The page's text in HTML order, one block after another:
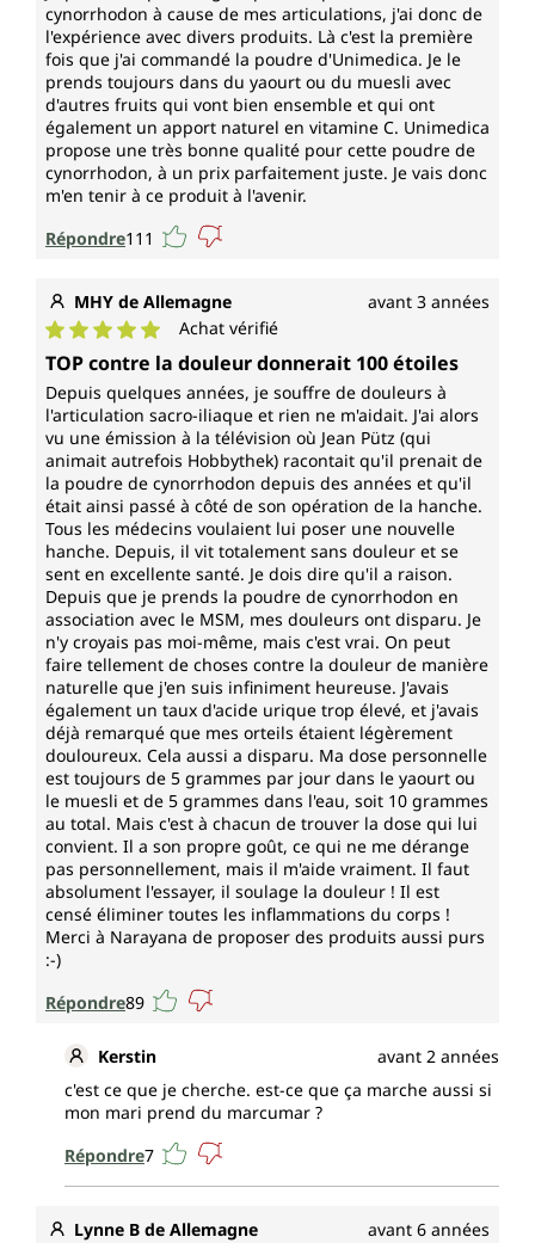
La poudre de cynorrhodon bio d'Unimedica est
cultivée en dehors de l'UE dans des conditions
biologiques contrôlées.
cynorrhodon à cause de mes articulations, j'ai donc de
l'expérience avec divers produits. Là c'est la première
fois que j'ai commandé la poudre d'Unimedica. Je le
prends toujours dans du yaourt ou du muesli avec
d'autres fruits qui vont bien ensemble et qui ont
également un apport naturel en vitamine C. Unimedica
propose une très bonne qualité pour cette poudre de
cynorrhodon, à un prix parfaitement juste. Je vais donc
m'en tenir à ce produit à l'avenir.
Répondre111
MHY de Allemagne avant 3 années
Note moyenne de 5 sur 5 étoiles
Achat vérifié
TOP contre la douleur donnerait 100 étoiles
Depuis quelques années, je souffre de douleurs à
l'articulation sacro-iliaque et rien ne m'aidait. J'ai alors
vu une émission à la télévision où Jean Pütz (qui
animait autrefois Hobbythek) racontait qu'il prenait de
la poudre de cynorrhodon depuis des années et qu'il
était ainsi passé à côté de son opération de la hanche.
Tous les médecins voulaient lui poser une nouvelle
hanche. Depuis, il vit totalement sans douleur et se
sent en excellente santé. Je dois dire qu'il a raison.
Depuis que je prends la poudre de cynorrhodon en
association avec le MSM, mes douleurs ont disparu. Je
n'y croyais pas moi-même, mais c'est vrai. On peut
faire tellement de choses contre la douleur de manière
naturelle que j'en suis infiniment heureuse. J'avais
également un taux d'acide urique trop élevé, et j'avais
déjà remarqué que mes orteils étaient légèrement
douloureux. Cela aussi a disparu. Ma dose personnelle
est toujours de 5 grammes par jour dans le yaourt ou
le muesli et de 5 grammes dans l'eau, soit 10 grammes
au total. Mais c'est à chacun de trouver la dose qui lui
convient. Il a son propre goût, ce qui ne me dérange
pas personnellement, mais il m'aide vraiment. Il faut
absolument l'essayer, il soulage la douleur ! Il est
censé éliminer toutes les inflammations du corps !
Merci à Narayana de proposer des produits aussi purs
:-)
Répondre89
Kerstin
avant 2 années
c'est ce que je cherche. est-ce que ça marche aussi si
mon mari prend du marcumar ?
Répondre7
Lynne B de Allemagne avant 6 années